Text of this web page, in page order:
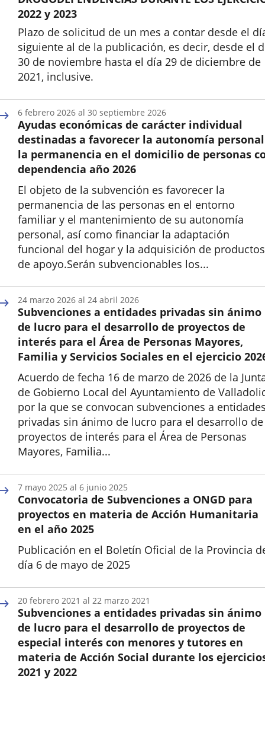
2022 y 2023
Plazo de solicitud de un mes a contar desde el
siguiente al de la publicación, es decir, desde el
30 de noviembre hasta el día 29 de diciembre de
2021, inclusive.
Inicio
Ayudas económicas de carácter individual
destinadas a favorecer la autonomía
la permanencia en el domicilio de personas
dependencia año 2026
El objeto de la subvención es favorecer la
permanencia de las personas en el entorno
familiar y el mantenimiento de su autonomía
personal, así como financiar la adaptación
funcional del hogar y la adquisición de productos
de apoyo.Serán subvencionables los...
Inicio
6 febrero 2026 al 30 septiembre 2026
Subvenciones a entidades privadas sin ánimo
de lucro para el desarrollo de proyectos de
interés para el Área de Personas Mayores,
Familia y Servicios Sociales en el ejercicio
Acuerdo de fecha 16 de marzo de 2026 de la
de Gobierno Local del Ayuntamiento de
por la que se convocan subvenciones a
privadas sin ánimo de lucro para el desarrollo de
proyectos de interés para el Área de Personas
Mayores, Familia...
Inicio
24 marzo 2026 al 24 abril 2026
Convocatoria de Subvenciones a ONGD para
proyectos en materia de Acción Humanitaria
en el año 2025
Publicación en el Boletín Oficial de la Provincia
día 6 de mayo de 2025
Inicio
7 mayo 2025 al 6 junio 2025
Subvenciones a entidades privadas sin ánimo
de lucro para el desarrollo de proyectos de
especial interés con menores y tutores en
materia de Acción Social durante los
2021 y 2022
20 febrero 2021 al 22 marzo 2021